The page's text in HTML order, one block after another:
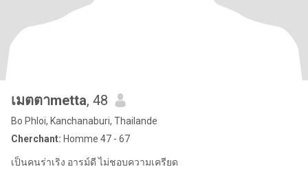
เมตตาmetta, 48
Bo Phloi, Kanchanaburi, Thailande
Cherchant: Homme 47 - 67
เป็นคนร่าเริง อารม์ดี ไม่ชอบความเครียด